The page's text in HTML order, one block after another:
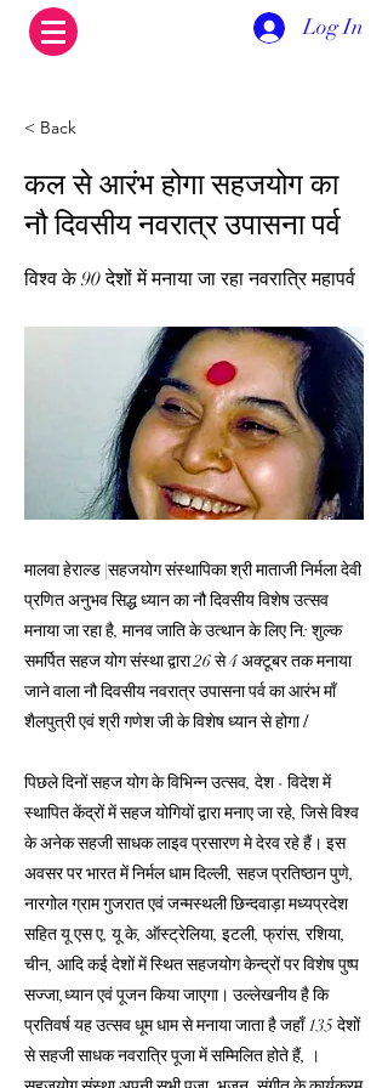
Log In
< Back
कल से आरंभ होगा सहजयोग का
नौ दिवसीय नवरात्र उपासना पर्व
विश्व के 90 देशों में मनाया जा रहा नवरात्रि महापर्व
मालवा हेराल्ड |सहजयोग संस्थापिका श्री माताजी निर्मला देवी
प्रणित अनुभव सिद्ध ध्यान का नौ दिवसीय विशेष उत्सव
मनाया जा रहा है, मानव जाति के उत्थान के लिए नि: शुल्क
समर्पित सहज योग संस्था द्वारा 26 से 4 अक्टूबर तक मनाया
जाने वाला नौ दिवसीय नवरात्र उपासना पर्व का आरंभ माँ
शैलपुत्री एवं श्री गणेश जी के विशेष ध्यान से होगा l
पिछले दिनों सहज योग के विभिन्न उत्सव, देश - विदेश में
स्थापित केंद्रों में सहज योगियों द्वारा मनाए जा रहे, जिसे विश्व
के अनेक सहजी साधक लाइव प्रसारण मे देरव रहे हैं। इस
अवसर पर भारत में निर्मल धाम दिल्ली, सहज प्रतिष्ठान पुणे,
नारगोल ग्राम गुजरात एवं जन्मस्थली छिन्दवाड़ा मध्यप्रदेश
सहित यू एस ए, यू के, ऑस्ट्रेलिया, इटली, फ्रांस, रशिया,
चीन, आदि कई देशों में स्थित सहजयोग केन्द्रों पर विशेष पुष्प
सज्जा,ध्यान एवं पूजन किया जाएगा। उल्लेखनीय है कि
प्रतिवर्ष यह उत्सव धूम धाम से मनाया जाता है जहाँ 135 देशों
से सहजी साधक नवरात्रि पूजा में सम्मिलित होते हैं, ।